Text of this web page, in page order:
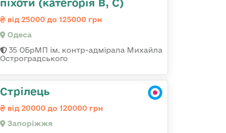
піхоти (категорія B, C)
від 25000 до 125000 грн
Одеса
35 ОБрМП ім. контр-адмірала Михайла
Остроградського
Стрілець
від 20000 до 120000 грн
Запоріжжя